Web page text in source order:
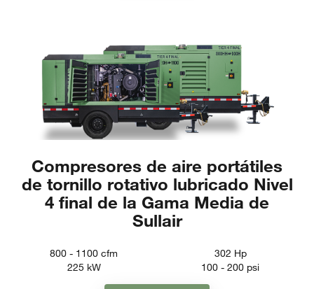
Compresores de aire portátiles
de tornillo rotativo lubricado Nivel
4 final de la Gama Media de
Sullair
800 - 1100 cfm 302 Hp
225 kW 100 - 200 psi